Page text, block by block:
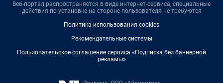
Веб-портал распространяется в виде интернет-сервиса, специальные
действия по установке на стороне пользователя не требуются
Политика использования cookies
Рекомендательные системы
Пользовательское соглашение сервиса «Подписка без баннерной
рекламы»